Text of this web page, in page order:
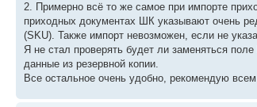
2. Примерно всё то же самое при импорте
приходных документах ШК указывают очень
(SKU). Также импорт невозможен, если не
Я не стал проверять будет ли заменяться
данные из резервной копии.
Все остальное очень удобно, рекомендую